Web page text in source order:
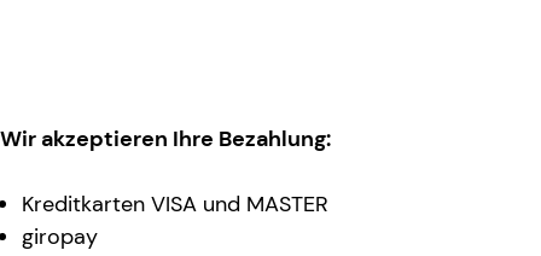
Wir akzeptieren Ihre Bezahlung:
Kreditkarten VISA und MASTER
giropay